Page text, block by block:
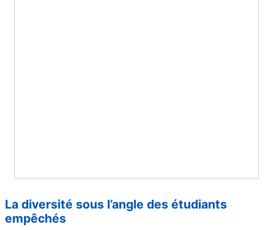
La diversité sous l’angle des étudiants
empêchés